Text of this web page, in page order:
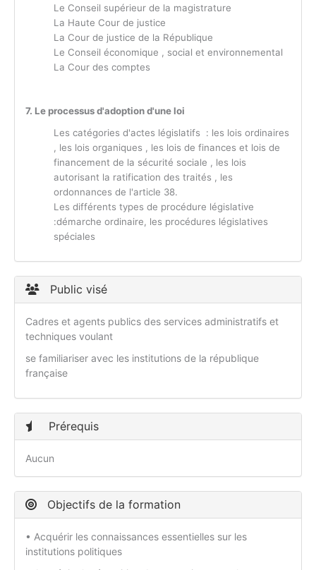
Le Conseil supérieur de la magistrature
La Haute Cour de justice
La Cour de justice de la République
Le Conseil économique , social et environnemental
La Cour des comptes
7. Le processus d'adoption d'une loi
Les catégories d'actes législatifs : les lois ordinaires
, les lois organiques , les lois de finances et lois de
financement de la sécurité sociale , les lois
autorisant la ratification des traités , les
ordonnances de l'article 38.
Les différents types de procédure législative
:démarche ordinaire, les procédures législatives
spéciales
Public visé
Cadres et agents publics des services administratifs et
techniques voulant
se familiariser avec les institutions de la république
française
Prérequis
Aucun
Objectifs de la formation
• Acquérir les connaissances essentielles sur les
institutions politiques